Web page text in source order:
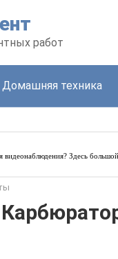
работ
Домашняя техника
видеонаблюдения? Здесь